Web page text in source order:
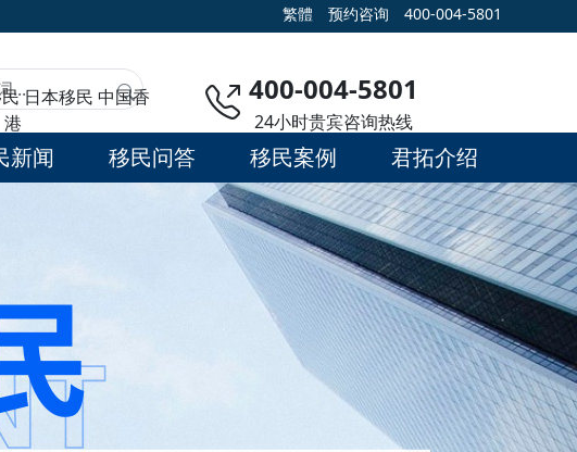
繁體 预约咨询 400-004-5801
日本移民 中国香
港
400-004-5801
24小时贵宾咨询热线
新闻 移民问答 移民案例 君拓介绍